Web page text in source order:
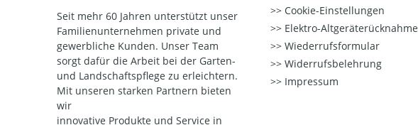
Seit mehr 60 Jahren unterstützt unser
Familienunternehmen private und
gewerbliche Kunden. Unser Team
sorgt dafür die Arbeit bei der Garten-
und Landschaftspflege zu erleichtern.
Mit unseren starken Partnern bieten
wir
innovative Produkte und Service in
Cookie-Einstellungen
Elektro-Altgeräterücknahme
Wiederrufsformular
Widerrufsbelehrung
Impressum